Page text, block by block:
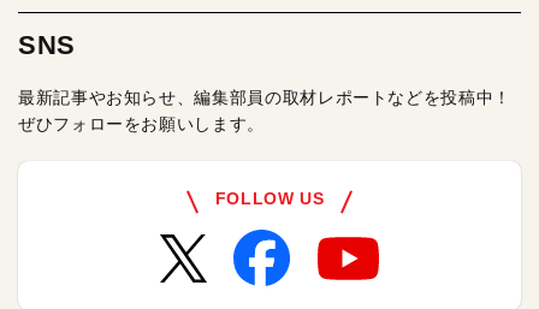
SNS
最新記事やお知らせ、編集部員の取材レポートなどを投稿中！
ぜひフォローをお願いします。
FOLLOW US